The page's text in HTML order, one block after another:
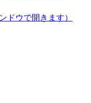
ドウで開きます）